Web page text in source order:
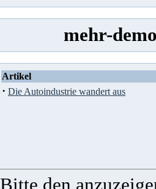
mehr-
Artikel
· Die Autoindustrie wandert aus
Bitte den